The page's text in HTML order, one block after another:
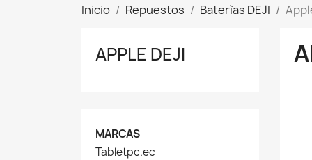
Inicio Repuestos Baterìas DEJI
APPLE DEJI
MARCAS
Tabletpc.ec